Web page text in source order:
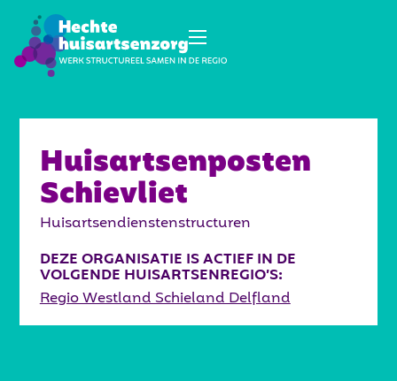
Huisartsenposten
Schievliet
Huisartsendienstenstructuren
DEZE ORGANISATIE IS ACTIEF IN DE
VOLGENDE HUISARTSENREGIO’S:
Regio Westland Schieland Delfland